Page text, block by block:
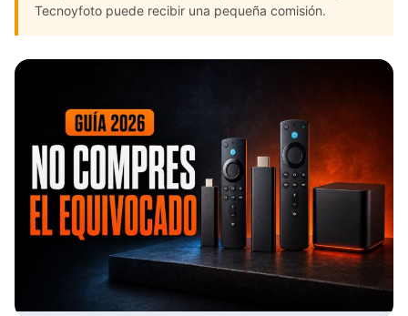
Tecnoyfoto puede recibir una pequeña comisión.